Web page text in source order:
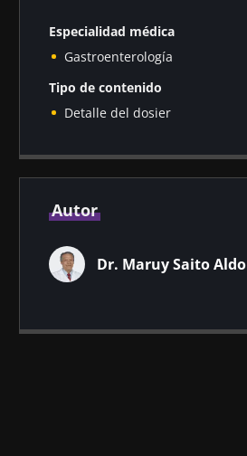
Especialidad médica
Gastroenterología
Tipo de contenido
Detalle del dosier
Autor
Dr. Maruy Saito Aldo